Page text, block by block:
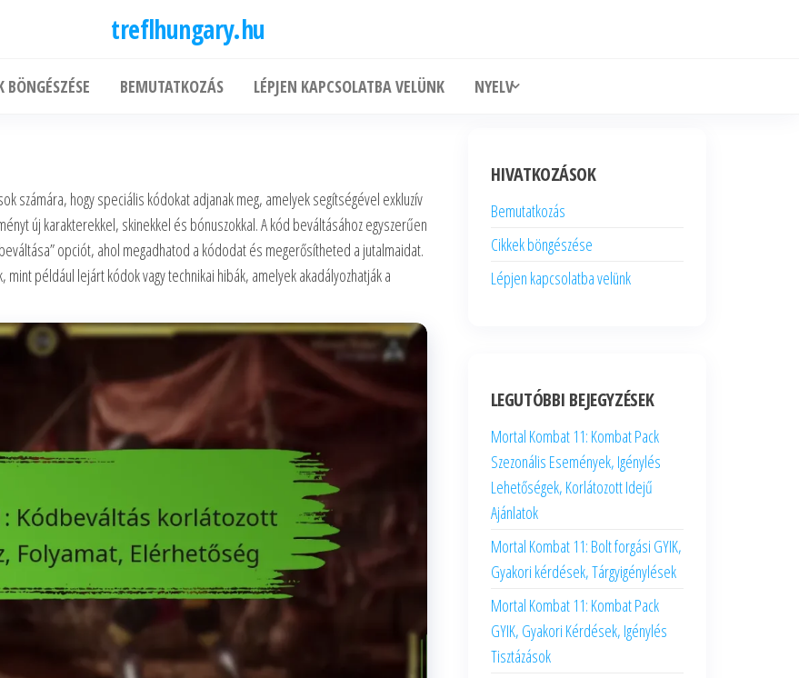
treflhungary.hu
BÖNGÉSZÉSE BEMUTATKOZÁS LÉPJEN KAPCSOLATBA VELÜNK NYELV
számára, hogy speciális kódokat adjanak meg, amelyek segítségével exkluzív
új karakterekkel, skinekkel és bónuszokkal. A kód beváltásához egyszerűen
opciót, ahol megadhatod a kódodat és megerősítheted a jutalmaidat.
például lejárt kódok vagy technikai hibák, amelyek akadályozhatják a
HIVATKOZÁSOK
Bemutatkozás
Cikkek böngészése
Lépjen kapcsolatba velünk
LEGUTÓBBI BEJEGYZÉSEK
Mortal Kombat 11: Kombat Pack
Szezonális Események, Igénylés
Lehetőségek, Korlátozott Idejű
Ajánlatok
Mortal Kombat 11: Bolt forgási GYIK,
Gyakori kérdések, Tárgyigénylések
Mortal Kombat 11: Kombat Pack
GYIK, Gyakori Kérdések, Igénylés
Tisztázások